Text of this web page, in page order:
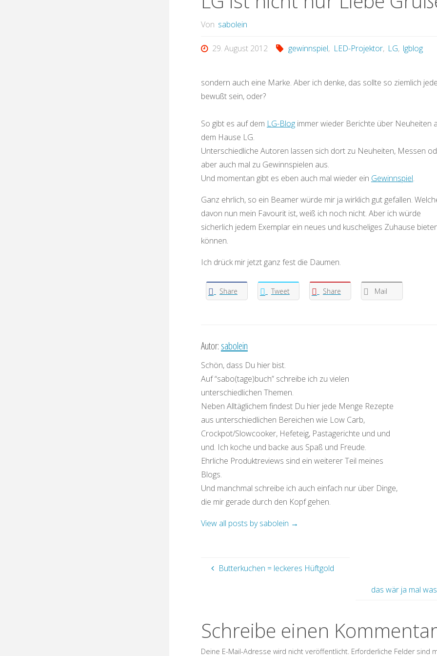
Von sabolein
29. August 2012 gewinnspiel, LED-Projektor, LG, lgblog
sondern auch eine Marke. Aber ich denke, das sollte so ziemlich
bewußt sein, oder?
So gibt es auf dem LG-Blogimmer wieder Berichte über Neuheiten
dem Hause LG.
Unterschiedliche Autoren lassen sich dort zu Neuheiten, Messen
aber auch mal zu Gewinnspielen aus.
Und momentan gibt es eben auch mal wieder ein Gewinnspiel.
Ganz ehrlich, so ein Beamer würde mir ja wirklich gut gefallen.
davon nun mein Favourit ist, weiß ich noch nicht. Aber ich würde
sicherlich jedem Exemplar ein neues und kuscheliges Zuhause
können.
Ich drück mir jetzt ganz fest die Daumen.
Share Tweet Share Mail
Autor: sabolein
Schön, dass Du hier bist.
Auf “sabo(tage)buch” schreibe ich zu vielen
unterschiedlichen Themen.
Neben Alltäglichem findest Du hier jede Menge Rezepte
aus unterschiedlichen Bereichen wie Low Carb,
Crockpot/Slowcooker, Hefeteig, Pastagerichte und und
und. Ich koche und backe aus Spaß und Freude.
Ehrliche Produktreviews sind ein weiterer Teil meines
Blogs.
Und manchmal schreibe ich auch einfach nur über Dinge,
die mir gerade durch den Kopf gehen.
View all posts by sabolein →
Butterkuchen = leckeres Hüftgold
das wär ja mal was
Schreibe einen Kommentar
Deine E-Mail-Adresse wird nicht veröffentlicht. Erforderliche Felder sind